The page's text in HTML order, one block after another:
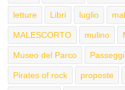
letture Libri luglio
MALESCORTO mulino
Museo del Parco
Pirates of rock proposte